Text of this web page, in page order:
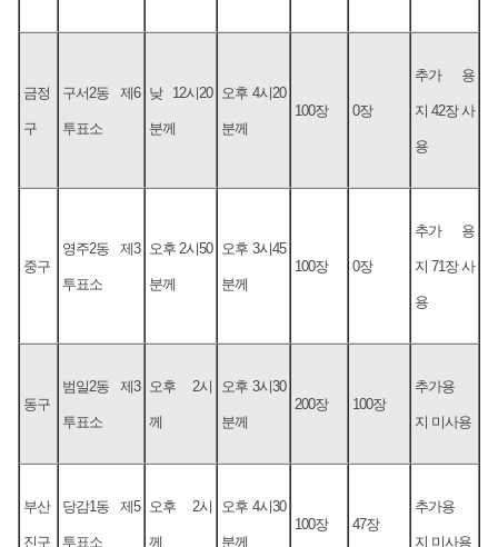
금정
구
구서2동 제6
투표소
낮 12시20
분께
오후 4시20
분께
100장 0장
추가 용
지 42장 사
용
중구
영주2동 제3
투표소
오후 2시50
분께
오후 3시45
분께
100장 0장
추가 용
지 71장 사
용
동구
범일2동 제3
투표소
오후 2시
께
오후 3시30
분께
200장 100장
추가용
지 미사용
부산
진구
당감1동 제5
투표소
오후 2시
께
오후 4시30
분께
100장 47장
추가용
지 미사용